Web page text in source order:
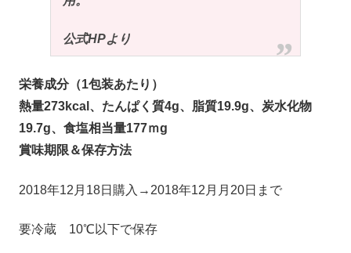
公式HPより
栄養成分（1包装あたり）
熱量273kcal、たんぱく質4g、脂質19.9g、炭水化物
19.7g、食塩相当量177ｍg
賞味期限＆保存方法
2018年12月18日購入→2018年12月月20日まで
要冷蔵 10℃以下で保存